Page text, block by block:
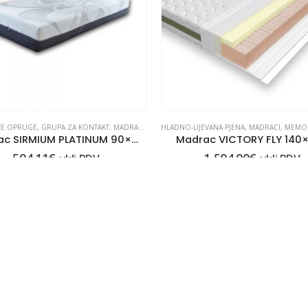
OPRUGE, GRUPA ZA KONTAKT, MADRACI MADRACI,OUTLET,S OPRUGAMA,S
Madrac SIRMIUM PLATINUM 90×200 – izložbeni uzorak
504.11€ uklj.PDV
HLADNO-LIJEVANA PJENA, MADRACI,
Madrac VICTORY FLY
1,504.00€ uklj.PDV